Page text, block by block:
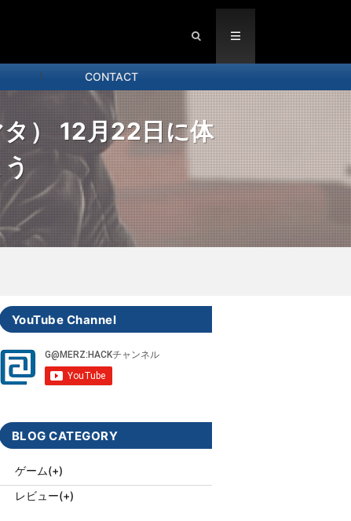
CONTACT
） 12月22日に体
YouTube Channel
BLOG CATEGORY
ゲーム(+)
レビュー(+)